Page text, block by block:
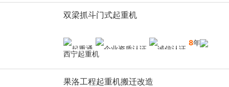
双梁抓斗门式起重机
8年
西宁起重机
果洛工程起重机搬迁改造